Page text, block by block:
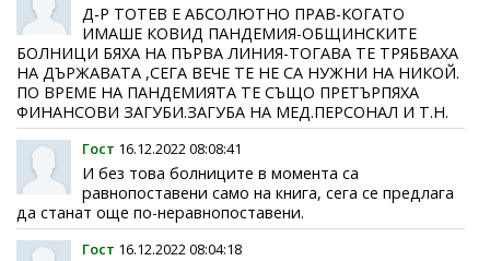
Д-Р ТОТЕВ Е АБСОЛЮТНО ПРАВ-КОГАТО
ИМАШЕ КОВИД ПАНДЕМИЯ-ОБЩИНСКИТЕ
БОЛНИЦИ БЯХА НА ПЪРВА ЛИНИЯ-ТОГАВА ТЕ ТРЯБВАХА
НА ДЪРЖАВАТА ,СЕГА ВЕЧЕ ТЕ НЕ СА НУЖНИ НА НИКОЙ.
ПО ВРЕМЕ НА ПАНДЕМИЯТА ТЕ СЪЩО ПРЕТЪРПЯХА
ФИНАНСОВИ ЗАГУБИ.ЗАГУБА НА МЕД.ПЕРСОНАЛ И Т.Н.
Гост 16.12.2022 08:08:41
И без това болниците в момента са
равнопоставени само на книга, сега се предлага
да станат още по-неравнопоставени.
Гост 16.12.2022 08:04:18